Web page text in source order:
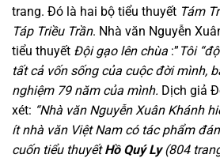
trang. Đó là hai bộ tiểu thuyết Tám
Táp Triều Trần. Nhà văn Nguyễn
tiểu thuyết Đội gạo lên chùa :” Tôi
tất cả vốn sống của cuộc đời mình,
nghiệm 79 năm của mình. Dịch giả
xét: “Nhà văn Nguyễn Xuân Khánh
ít nhà văn Việt Nam có tác phẩm
cuốn tiểu thuyếtHồ Quý Ly(804